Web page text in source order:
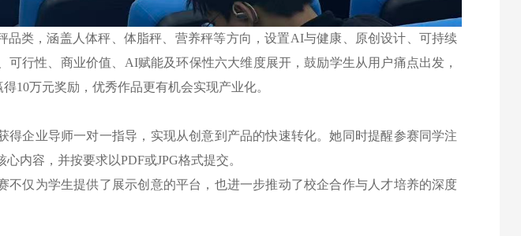
品类，涵盖人体秤、体脂秤、营养秤等方向，设置AI与健康、原创设计、可持续
行性、商业价值、AI赋能及环保性六大维度展开，鼓励学生从用户痛点出发，
10万元奖励，优秀作品更有机会实现产业化。
企业导师一对一指导，实现从创意到产品的快速转化。她同时提醒参赛同学注
内容，并按要求以PDF或JPG格式提交。
仅为学生提供了展示创意的平台，也进一步推动了校企合作与人才培养的深度